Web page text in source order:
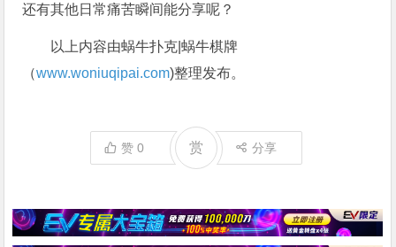
还有其他日常痛苦瞬间能分享呢？
以上内容由蜗牛扑克|蜗牛棋牌
（www.woniuqipai.com)整理发布。
赞0 赏 分享